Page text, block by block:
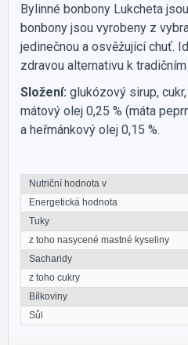
Bylinné bonbony Lukcheta
bonbony jsou vyrobeny z
jedinečnou a osvěžující chuť.
zdravou alternativu k
Složení: glukózový sirup,
mátový olej 0,25 % (máta
a heřmánkový olej 0,15 %.
Nutriční hodnota v
Energetická hodnota
Tuky
z toho nasycené mastné kyseliny
Sacharidy
z toho cukry
Bílkoviny
Sůl